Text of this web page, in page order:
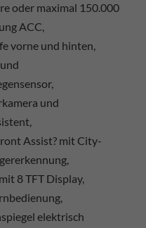
oder maximal 150.000
ACC,
vorne und hinten,
und
Assist? mit City-
8 TFT Display,
elektrisch